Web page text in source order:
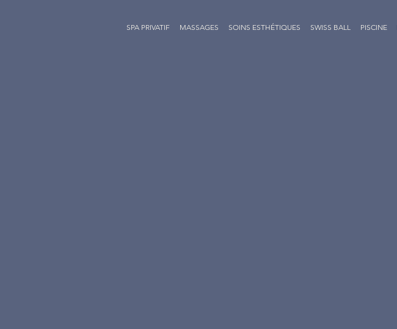
SPA PRIVATIF MASSAGES SOINS ESTHÉTIQUES SWISS BALL PISCINE